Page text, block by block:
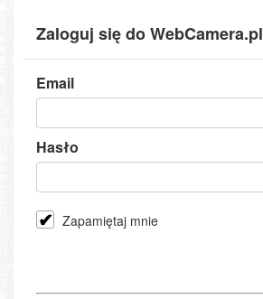
Zaloguj się do WebCamera.pl
Email
Hasło
Zapamiętaj mnie